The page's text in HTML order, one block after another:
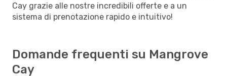
Cay grazie alle nostre incredibili offerte e a un
sistema di prenotazione rapido e intuitivo!
Domande frequenti su Mangrove
Cay